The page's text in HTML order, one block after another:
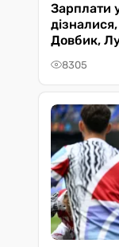
Зарплати
Довбик,
8305